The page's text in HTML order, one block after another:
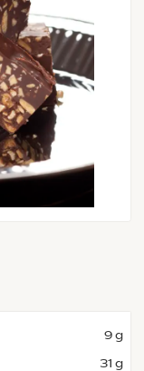
9 g
31 g